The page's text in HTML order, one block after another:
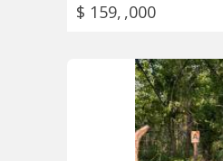
$ 159, ,000